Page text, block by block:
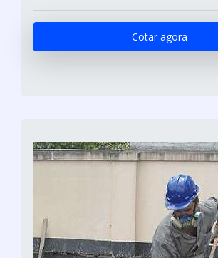
Cotar agora